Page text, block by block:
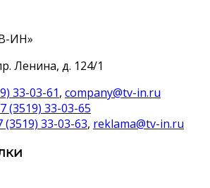
ИН»
Ленина, д. 124/1
33-03-61, company@tv-in.ru
(3519) 33-03-65
(3519) 33-03-63, reklama@tv-in.ru